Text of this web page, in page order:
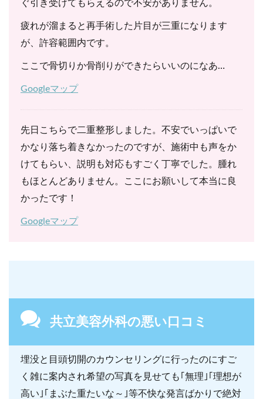
ぐ引き受けてもらえるので不安がありません。
疲れが溜まると再手術した片目が三重になります
が、許容範囲内です。
ここで骨切りか骨削りができたらいいのになあ…
Googleマップ
先日こちらで二重整形しました。不安でいっぱいで
かなり落ち着きなかったのですが、施術中も声をか
けてもらい、説明も対応もすごく丁寧でした。腫れ
もほとんどありません。ここにお願いして本当に良
かったです！
Googleマップ
共立美容外科の悪い口コミ
埋没と目頭切開のカウンセリングに行ったのにすご
く雑に案内され希望の写真を見せても｢無理｣｢理想が
高い｣｢まぶた重たいな～｣等不快な発言ばかりで絶対